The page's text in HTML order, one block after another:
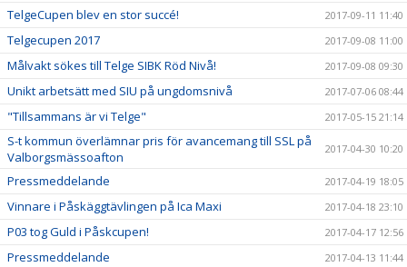
TelgeCupen blev en stor succé! 2017-09-11 11:40
Telgecupen 2017 2017-09-08 11:00
Målvakt sökes till Telge SIBK Röd Nivå! 2017-09-08 09:30
Unikt arbetsätt med SIU på ungdomsnivå 2017-07-06 08:44
"Tillsammans är vi Telge" 2017-05-15 21:14
S-t kommun överlämnar pris för avancemang till SSL på
Valborgsmässoafton
2017-04-30 10:20
Pressmeddelande 2017-04-19 18:05
Vinnare i Påskäggtävlingen på Ica Maxi 2017-04-18 23:10
P03 tog Guld i Påskcupen! 2017-04-17 12:56
Pressmeddelande 2017-04-13 11:44